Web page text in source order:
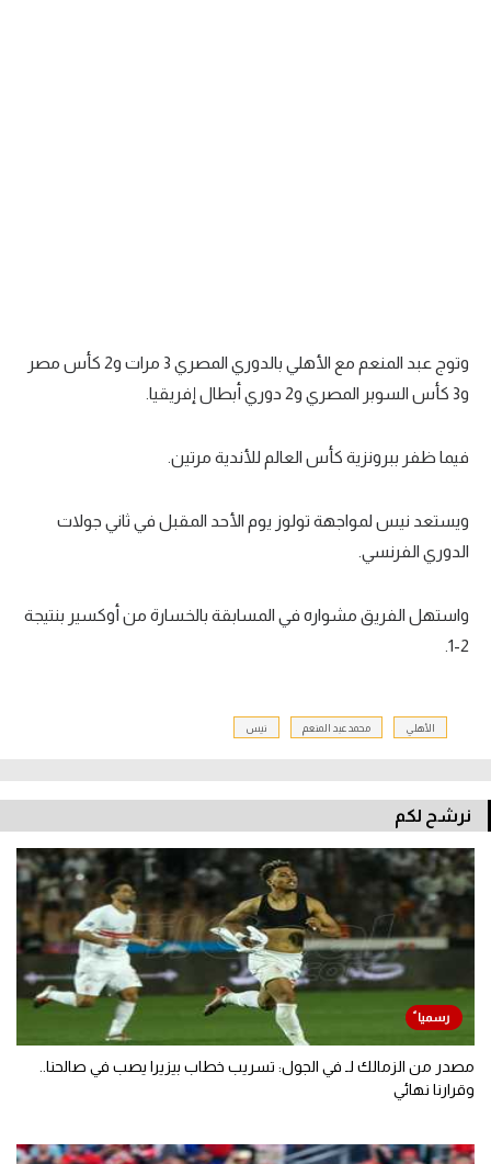
وتوج عبد المنعم مع الأهلي بالدوري المصري 3 مرات و2 كأس مصر
و3 كأس السوبر المصري و2 دوري أبطال إفريقيا.
فيما ظفر ببرونزية كأس العالم للأندية مرتين.
ويستعد نيس لمواجهة تولوز يوم الأحد المقبل في ثاني جولات
الدوري الفرنسي.
واستهل الفريق مشواره في المسابقة بالخسارة من أوكسير بنتيجة
2-1.
الأهلي محمد عبد المنعم نيس
نرشح لكم
مصدر من الزمالك لـ في الجول: تسريب خطاب بيزيرا يصب في صالحنا..
وقرارنا نهائي